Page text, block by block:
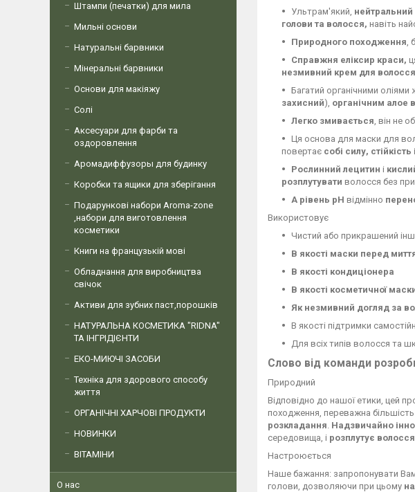
Ультрам'який, нейтральний
голови та волосся, навіть
Природного походження,
Справжня еліксир краси,
незмивний крем для волосся
Багатий органічними
захисний), органічним алое
Легко змивається, він не
Ця основа для маски для
повертає собі силу, стійкість
Рослинний лецитин і
розплутувати волосся без
А рівень pH відмінно
Використовує
Чистий або прикрашений
В якості маски перед
В якості кондиціонера
В якості косметичної
Як незмивний догляд за
В якості підтримки
Для всіх типів волосся та
Слово від команди
Природний
Відповідно до нашої етики, цей
походження, переважна більшість
розкладання. Надзвичайно
середовища, і розплутує волосся
Настроюється
Наше бажання: запропонувати
голови, дозволяючи при цьому
Штампи (печатки) для мила
Мильні основи
Натуральні барвники
Мінеральні барвники
Основи для макіяжу
Солі
Аксесуари для фарби та
оздоровлення
Аромадиффузоры для будинку
Коробки та ящики для зберігання
Подарункові набори Aroma-zone
,набори для виготовлення
косметики
Книги на французькій мові
Обладнання для виробництва
свічок
Активи для зубних паст,порошків
НАТУРАЛЬНА КОСМЕТИКА "RIDNA"
ТА ІНГРІДІЄНТИ
ЕКО-МИЮЧІ ЗАСОБИ
Техніка для здорового способу
життя
ОРГАНІЧНІ ХАРЧОВІ ПРОДУКТИ
НОВИНКИ
ВІТАМІНИ
О нас